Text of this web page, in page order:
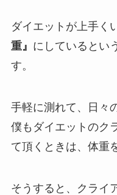
ダイエットが上手く
重』 にしているとい
す。
手軽に測れて、日々
僕もダイエットのク
て頂くときは、体重
そうすると、クライ